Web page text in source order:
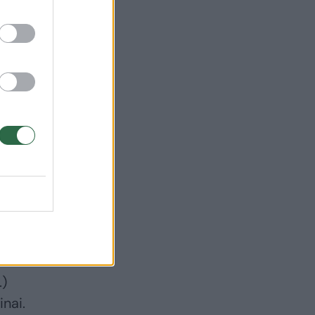
Demokratų
frakcijos „Vardan